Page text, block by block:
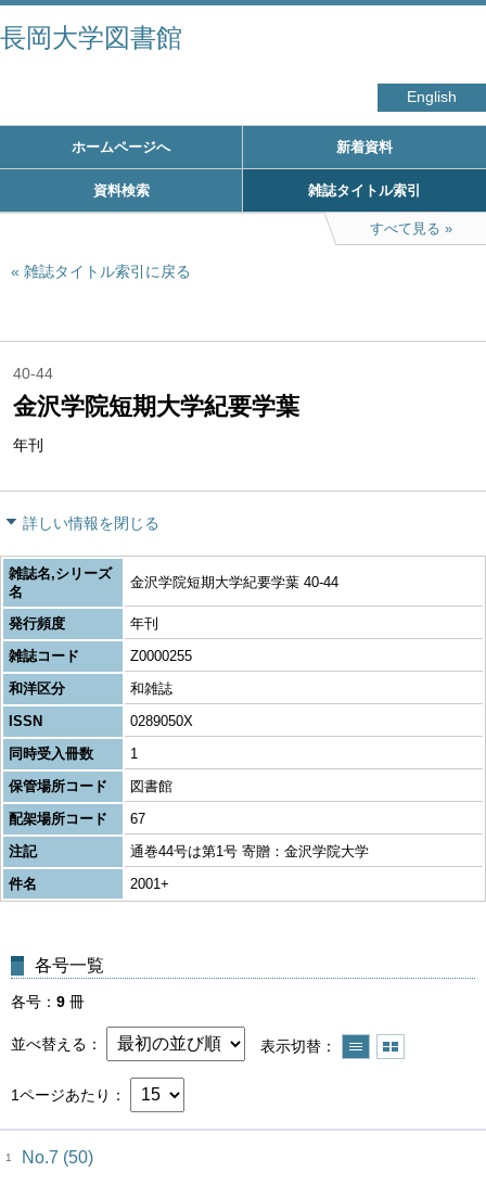
長岡大学図書館
English
ホームページへ 新着資料
資料検索 雑誌タイトル索引
すべて見る
雑誌タイトル索引に戻る
40-44
金沢学院短期大学紀要学葉
年刊
詳しい情報を閉じる
雑誌名,シリーズ
名
金沢学院短期大学紀要学葉 40-44
発行頻度
年刊
雑誌コード
Z0000255
和洋区分
和雑誌
ISSN
0289050X
同時受入冊数
1
保管場所コード
図書館
配架場所コード
67
注記
通巻44号は第1号 寄贈：金沢学院大学
件名
2001+
各号一覧
各号 9 冊
並べ替える 表示切替
1ページあたり
1 No.7 (50)